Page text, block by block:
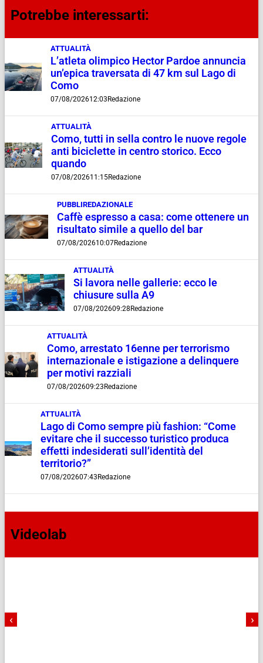
Potrebbe interessarti:
ATTUALITÀ
L’atleta olimpico Hector Pardoe annuncia
un’epica traversata di 47 km sul Lago di
Como
07/08/202612:03 Redazione
ATTUALITÀ
Como, tutti in sella contro le nuove regole
anti biciclette in centro storico. Ecco
quando
07/08/202611:15Redazione
PUBBLIREDAZIONALE
Caffè espresso a casa: come ottenere un
risultato simile a quello del bar
07/08/202610:07Redazione
ATTUALITÀ
Si lavora nelle gallerie: ecco le
chiusure sulla A9
07/08/202609:28 Redazione
ATTUALITÀ
Como, arrestato 16enne per terrorismo
internazionale e istigazione a delinquere
per motivi razziali
07/08/202609:23 Redazione
ATTUALITÀ
Lago di Como sempre più fashion: “Come
evitare che il successo turistico produca
effetti indesiderati sull’identità del
territorio?”
07/08/202607:43 Redazione
Videolab
‹ ›